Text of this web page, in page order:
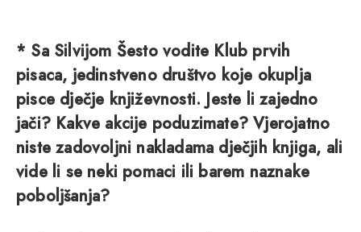
* Sa Silvijom Šesto vodite Klub prvih
pisaca, jedinstveno društvo koje okuplja
pisce dječje književnosti. Jeste li zajedno
jači? Kakve akcije poduzimate? Vjerojatno
niste zadovoljni nakladama dječjih knjiga, ali
vide li se neki pomaci ili barem naznake
poboljšanja?